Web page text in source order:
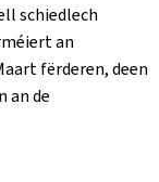
schiedlech
an
fërderen, deen
an de